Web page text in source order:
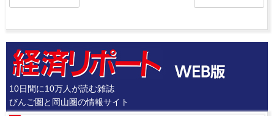
10日間に10万人が読む雑誌
びんご圏と岡山圏の情報サイト